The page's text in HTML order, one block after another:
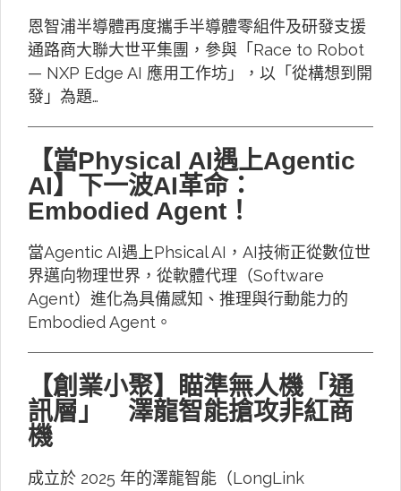
恩智浦半導體再度攜手半導體零組件及研發支援
通路商大聯大世平集團，參與「Race to Robot
— NXP Edge AI 應用工作坊」，以「從構想到開
發」為題…
【當Physical AI遇上Agentic
AI】下一波AI革命：
Embodied Agent！
當Agentic AI遇上Phsical AI，AI技術正從數位世
界邁向物理世界，從軟體代理（Software
Agent）進化為具備感知、推理與行動能力的
Embodied Agent。
【創業小聚】瞄準無人機「通
訊層」 澤龍智能搶攻非紅商
機
成立於 2025 年的澤龍智能（LongLink